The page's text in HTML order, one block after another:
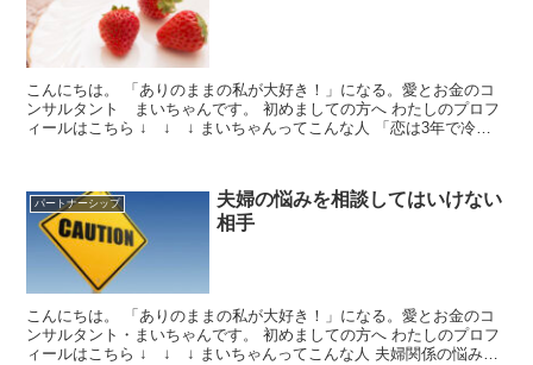
こんにちは。 「ありのままの私が大好き！」になる。愛とお金のコ
ンサルタント まいちゃんです。 初めましての方へ わたしのプロフ
ィールはこちら ↓ ↓ ↓ まいちゃんってこんな人 「恋は3年で冷め
パートナーシップ
夫婦の悩みを相談してはいけない
相手
こんにちは。 「ありのままの私が大好き！」になる。愛とお金のコ
ンサルタント・まいちゃんです。 初めましての方へ わたしのプロフ
ィールはこちら ↓ ↓ ↓ まいちゃんってこんな人 夫婦関係の悩み